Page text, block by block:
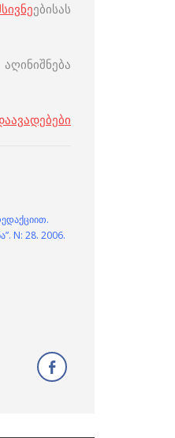
ებისას
N: 28. 2006.